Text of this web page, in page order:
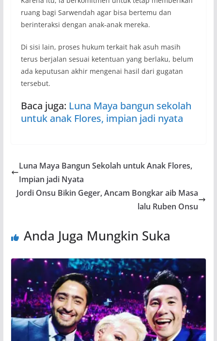
ruang bagi Sarwendah agar bisa bertemu dan
berinteraksi dengan anak-anak mereka.
Di sisi lain, proses hukum terkait hak asuh masih
terus berjalan sesuai ketentuan yang berlaku, belum
ada keputusan akhir mengenai hasil dari gugatan
tersebut.
Baca juga: Luna Maya bangun sekolah
untuk anak Flores, impian jadi nyata
Luna Maya Bangun Sekolah untuk Anak Flores,
Impian jadi Nyata
Jordi Onsu Bikin Geger, Ancam Bongkar aib Masa
lalu Ruben Onsu
Anda Juga Mungkin Suka